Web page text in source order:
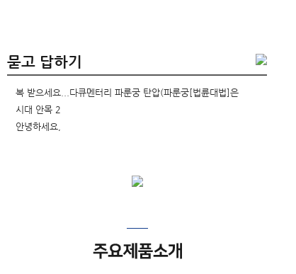
묻고 답하기
복 받으세요...다큐멘터리 파룬궁 탄압(파룬궁[법륜대법]은
좋습니다)
시대 안목 2
안녕하세요,